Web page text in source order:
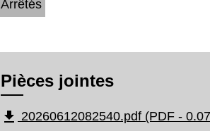
Arrêtés
Pièces jointes
file_download 20260612082540.pdf (PDF -